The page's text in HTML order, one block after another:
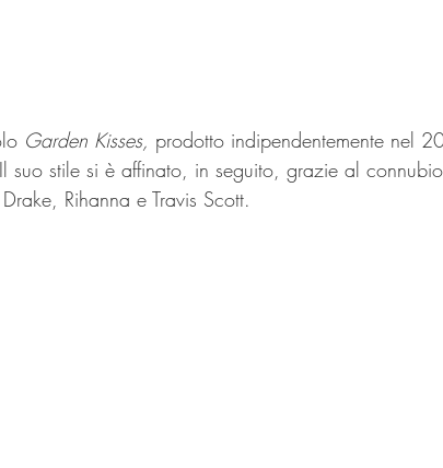
Garden Kisses, prodotto indipendentemente nel
suo stile si è affinato, in seguito, grazie al
Rihanna e Travis Scott.